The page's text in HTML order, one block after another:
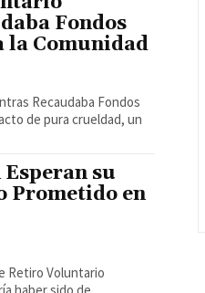
Fondos
la Comunidad
Recaudaba Fondos
de pura crueldad, un
su
Prometido en
Retiro Voluntario